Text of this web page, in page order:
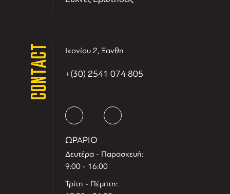
CONTACT Ικονίου 2, Ξανθη
+(30) 2541 074 805
ΩΡΑΡΙΟ
Δευτέρα - Παρασκευή:
9:00 - 16:00
Τρίτη - Πέμπτη: